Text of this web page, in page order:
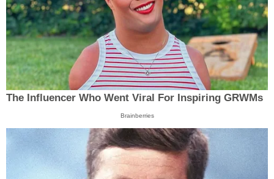
The Influencer Who Went Viral For Inspiring GRWMs
Brainberries